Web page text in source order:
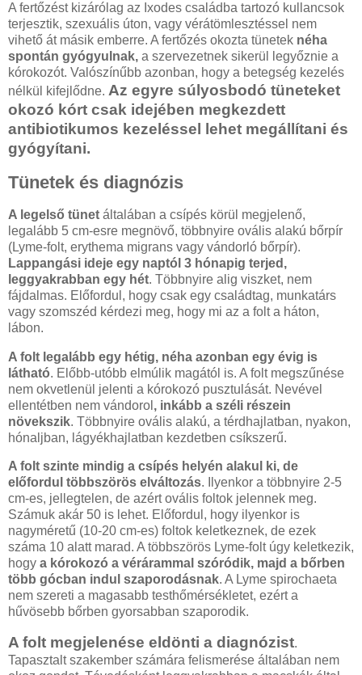
A fertőzést kizárólag az Ixodes családba tartozó kullancsok
terjesztik, szexuális úton, vagy vérátömlesztéssel nem
vihető át másik emberre. A fertőzés okozta tünetek néha
spontán gyógyulnak, a szervezetnek sikerül legyőznie a
kórokozót. Valószínűbb azonban, hogy a betegség kezelés
nélkül kifejlődne. Az egyre súlyosbodó tüneteket
okozó kórt csak idejében megkezdett
antibiotikumos kezeléssel lehet megállítani és
gyógyítani.
Tünetek és diagnózis
A legelső tünet általában a csípés körül megjelenő,
legalább 5 cm-esre megnövő, többnyire ovális alakú bőrpír
(Lyme-folt, erythema migrans vagy vándorló bőrpír).
Lappangási ideje egy naptól 3 hónapig terjed,
leggyakrabban egy hét. Többnyire alig viszket, nem
fájdalmas. Előfordul, hogy csak egy családtag, munkatárs
vagy szomszéd kérdezi meg, hogy mi az a folt a háton,
lábon.
A folt legalább egy hétig, néha azonban egy évig is
látható. Előbb-utóbb elmúlik magától is. A folt megszűnése
nem okvetlenül jelenti a kórokozó pusztulását. Nevével
ellentétben nem vándorol , inkább a széli részein
növekszik. Többnyire ovális alakú, a térdhajlatban, nyakon,
hónaljban, lágyékhajlatban kezdetben csíkszerű.
A folt szinte mindig a csípés helyén alakul ki, de
előfordul többszörös elváltozás. Ilyenkor a többnyire 2-5
cm-es, jellegtelen, de azért ovális foltok jelennek meg.
Számuk akár 50 is lehet. Előfordul, hogy ilyenkor is
nagyméretű (10-20 cm-es) foltok keletkeznek, de ezek
száma 10 alatt marad. A többszörös Lyme-folt úgy keletkezik,
hogy a kórokozó a vérárammal szóródik, majd a bőrben
több gócban indul szaporodásnak. A Lyme spirochaeta
nem szereti a magasabb testhőmérsékletet, ezért a
hűvösebb bőrben gyorsabban szaporodik.
A folt megjelenése eldönti a diagnózist.
Tapasztalt szakember számára felismerése általában nem